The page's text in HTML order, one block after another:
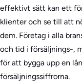
effektivt sätt kan ett
klienter och se till att
dem. Företag i alla
och tid i försäljnings-,
för att bygga upp en
försäljningssiffrorna.